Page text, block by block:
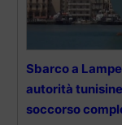
Sbarco a
autorità
soccorso